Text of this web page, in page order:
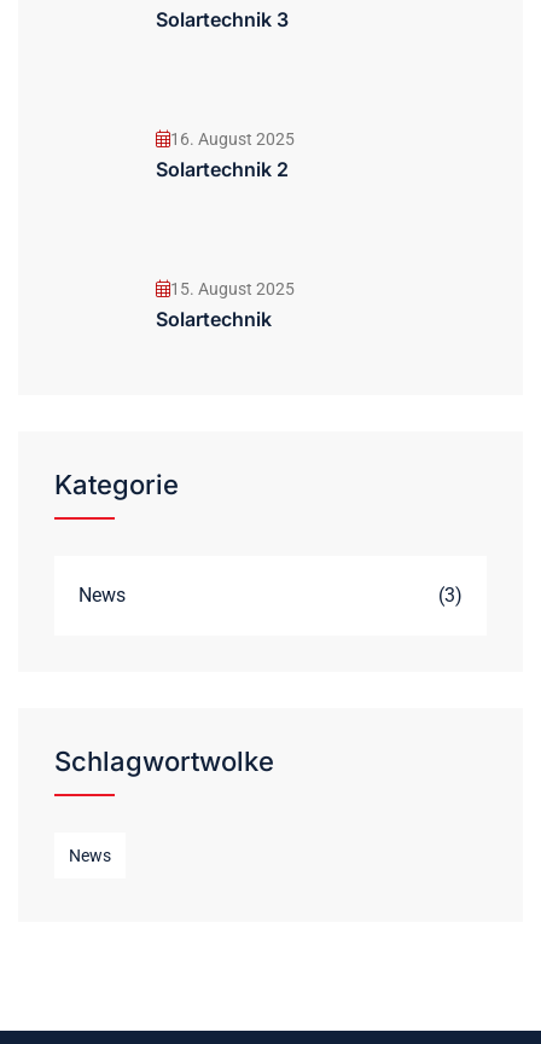
Solartechnik 3
16. August 2025
Solartechnik 2
15. August 2025
Solartechnik
Kategorie
News (3)
Schlagwortwolke
News